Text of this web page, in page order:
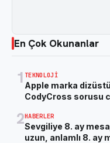
En Çok Okunanlar
1 TEKNOLOJI
Apple marka
CodyCross sorusu
2HABERLER
Sevgiliye 8. ay
uzun, anlamlı 8. ay